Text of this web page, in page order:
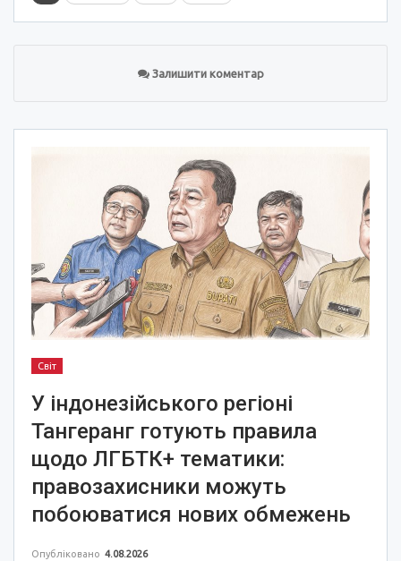
Залишити коментар
Світ
У індонезійського регіоні
Тангеранг готують правила
щодо ЛГБТК+ тематики:
правозахисники можуть
побоюватися нових обмежень
Опубліковано 4.08.2026